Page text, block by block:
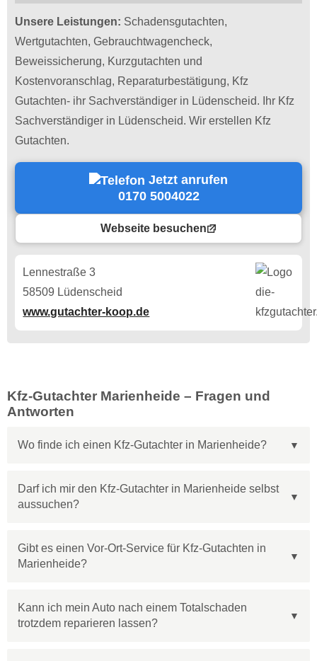
Unsere Leistungen: Schadensgutachten,
Wertgutachten, Gebrauchtwagencheck,
Beweissicherung, Kurzgutachten und
Kostenvoranschlag, Reparaturbestätigung, Kfz
Gutachten- ihr Sachverständiger in Lüdenscheid. Ihr Kfz
Sachverständiger in Lüdenscheid. Wir erstellen Kfz
Gutachten.
Jetzt anrufen
0170 5004022
Webseite besuchen
Lennestraße 3
58509 Lüdenscheid
www.gutachter-koop.de
Kfz-Gutachter Marienheide – Fragen und
Antworten
Wo finde ich einen Kfz-Gutachter in Marienheide?
Darf ich mir den Kfz-Gutachter in Marienheide selbst
aussuchen?
Gibt es einen Vor-Ort-Service für Kfz-Gutachten in
Marienheide?
Kann ich mein Auto nach einem Totalschaden
trotzdem reparieren lassen?